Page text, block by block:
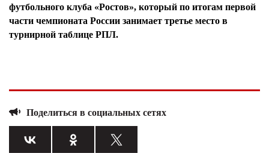
футбольного клуба «Ростов», который по итогам первой
части чемпионата России занимает третье место в
турнирной таблице РПЛ.
Поделиться в социальных сетях